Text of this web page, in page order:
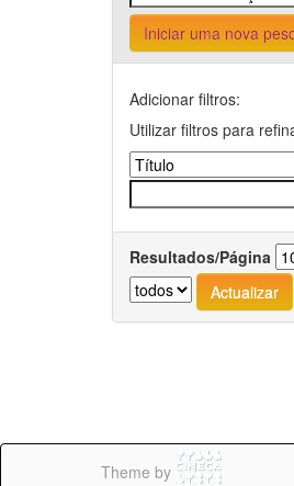
Iniciar uma nova
Adicionar filtros:
Utilizar filtros para
Resultados/Página
Theme by